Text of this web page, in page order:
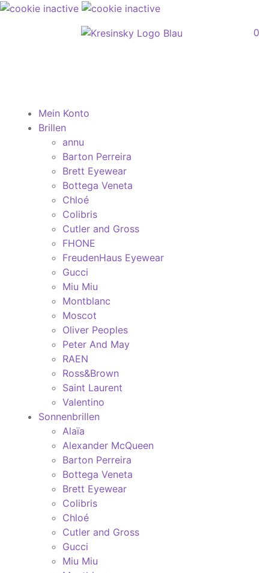
0
Mein Konto
Brillen
annu
Barton Perreira
Brett Eyewear
Bottega Veneta
Chloé
Colibris
Cutler and Gross
FHONE
FreudenHaus Eyewear
Gucci
Miu Miu
Montblanc
Moscot
Oliver Peoples
Peter And May
RAEN
Ross&Brown
Saint Laurent
Valentino
Sonnenbrillen
Alaïa
Alexander McQueen
Barton Perreira
Bottega Veneta
Brett Eyewear
Colibris
Chloé
Cutler and Gross
Gucci
Miu Miu